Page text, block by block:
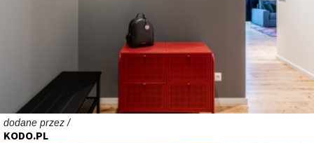
dodane przez /
KODO.PL